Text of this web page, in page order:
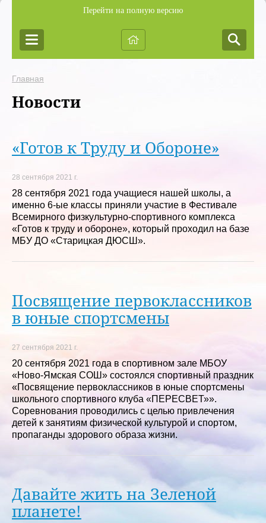
Перейти на полную версию
Главная
Новости
«Готов к Труду и Обороне»
28 сентября 2021 г.
28 сентября 2021 года учащиеся нашей школы, а
именно 6-ые классы приняли участие в Фестивале
Всемирного физкультурно-спортивного комплекса
«Готов к труду и обороне», который проходил на базе
МБУ ДО «Старицкая ДЮСШ».
Посвящение первоклассников
в юные спортсмены
27 сентября 2021 г.
20 сентября 2021 года в спортивном зале МБОУ
«Ново-Ямская СОШ» состоялся спортивный праздник
«Посвящение первоклассников в юные спортсмены
школьного спортивного клуба «ПЕРЕСВЕТ»».
Соревнования проводились с целью привлечения
детей к занятиям физической культурой и спортом,
пропаганды здорового образа жизни.
Давайте жить на Зеленой
планете!